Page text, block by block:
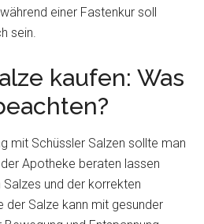
einer Fastenkur soll
sein.
kaufen: Was
mit Schüssler Salzen sollte man
Apotheke beraten lassen
und der korrekten
der Salze kann mit gesunder